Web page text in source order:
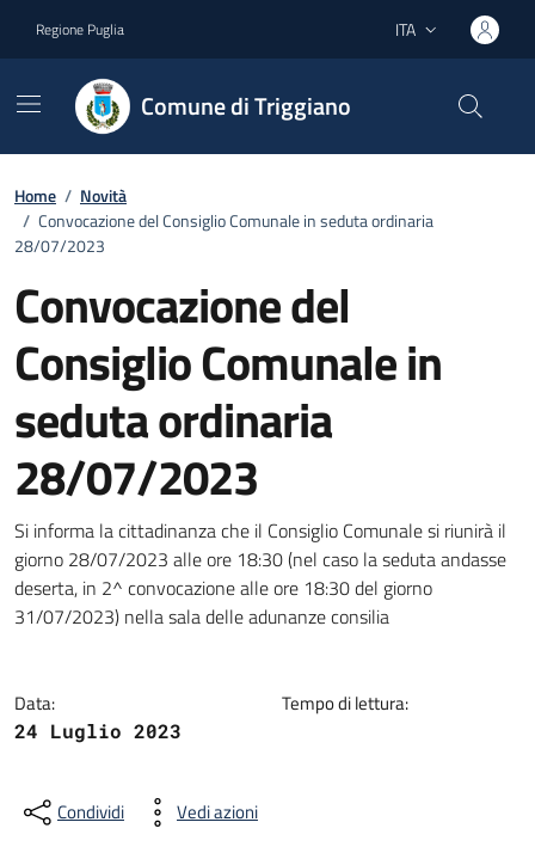
Regione Puglia Lingua attiva:
ITA
Comune di Triggiano
Home / Novità
/ Convocazione del Consiglio Comunale in seduta ordinaria
28/07/2023
Convocazione del
Consiglio Comunale in
seduta ordinaria
28/07/2023
Dettagli della notizia
Si informa la cittadinanza che il Consiglio Comunale si riunirà il
giorno 28/07/2023 alle ore 18:30 (nel caso la seduta andasse
deserta, in 2^ convocazione alle ore 18:30 del giorno
31/07/2023) nella sala delle adunanze consilia
Data:
24 Luglio 2023
Tempo di lettura:
Condividi Vedi azioni